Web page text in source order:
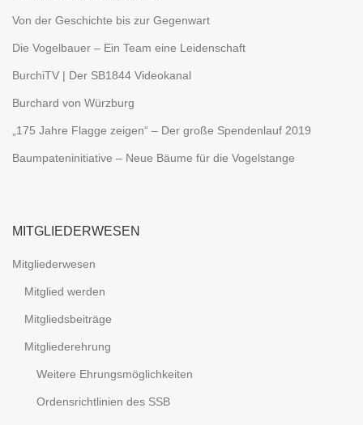
Von der Geschichte bis zur Gegenwart
Die Vogelbauer – Ein Team eine Leidenschaft
BurchiTV | Der SB1844 Videokanal
Burchard von Würzburg
„175 Jahre Flagge zeigen“ – Der große Spendenlauf 2019
Baumpateninitiative – Neue Bäume für die Vogelstange
MITGLIEDERWESEN
Mitgliederwesen
Mitglied werden
Mitgliedsbeiträge
Mitgliederehrung
Weitere Ehrungsmöglichkeiten
Ordensrichtlinien des SSB